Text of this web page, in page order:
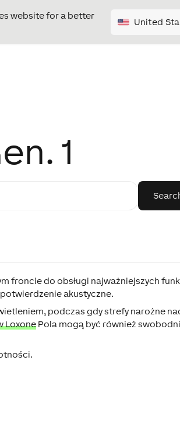
website for a better
United
1
froncie do obsługi najważniejszych
akustyczne.
podczas gdy strefy narożne
Loxone Pola mogą być również